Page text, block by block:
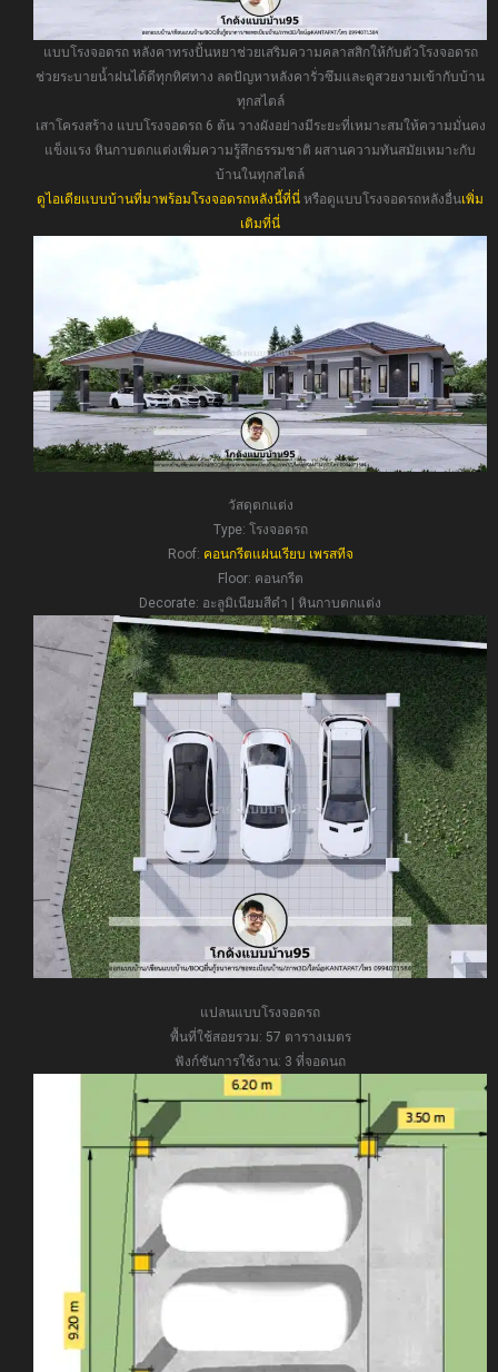
แบบโรงจอดรถ หลังคาทรงปั้นหยาช่วยเสริมความคลาสสิกให้กับตัวโรงจอดรถ
ช่วยระบายน้ำฝนได้ดีทุกทิศทาง ลดปัญหาหลังคารั่วซึมและดูสวยงามเข้ากับบ้าน
ทุกสไตล์
เสาโครงสร้าง แบบโรงจอดรถ 6 ต้น วางผังอย่างมีระยะที่เหมาะสมให้ความมั่นคง
แข็งแรง หินกาบตกแต่งเพิ่มความรู้สึกธรรมชาติ ผสานความทันสมัยเหมาะกับ
บ้านในทุกสไตล์
ดูไอเดียแบบบ้านที่มาพร้อมโรงจอดรถหลังนี้ที่นี่ หรือดูแบบโรงจอดรถหลังอื่นเพิ่ม
เติมที่นี่
วัสดุตกแต่ง
Type: โรงจอดรถ
Roof: คอนกรีตแผ่นเรียบ เพรสทีจ
Floor: คอนกรีต
Decorate: อะลูมิเนียมสีดำ | หินกาบตกแต่ง
แปลนแบบโรงจอดรถ
พื้นที่ใช้สอยรวม: 57 ตารางเมตร
ฟังก์ชันการใช้งาน: 3 ที่จอดนถ